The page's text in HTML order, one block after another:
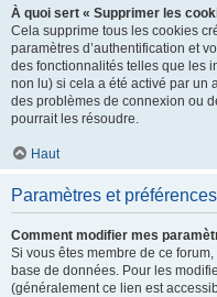
À quoi sert « Supprimer les
Cela supprime tous les cookies
paramètres d’authentification et
des fonctionnalités telles que les
non lu) si cela a été activé par un
des problèmes de connexion ou
pourrait les résoudre.
Haut
Paramètres et
Comment modifier mes
Si vous êtes membre de ce
base de données. Pour les
(généralement ce lien est